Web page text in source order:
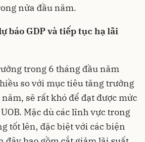
nửa đầu năm.
báo GDP và tiếp tục hạ lãi
trong 6 tháng đầu năm
so với mục tiêu tăng trưởng
sẽ rất khó để đạt được mức
Mặc dù các lĩnh vực trong
tốt lên, đặc biệt với các biện